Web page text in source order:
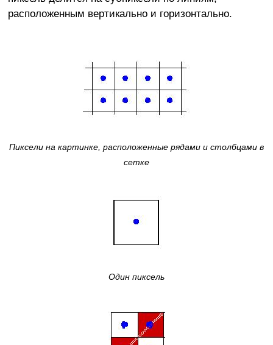
расположенным вертикально и горизонтально.
Пиксели на картинке, расположенные рядами и столбцами в
сетке
Один пиксель